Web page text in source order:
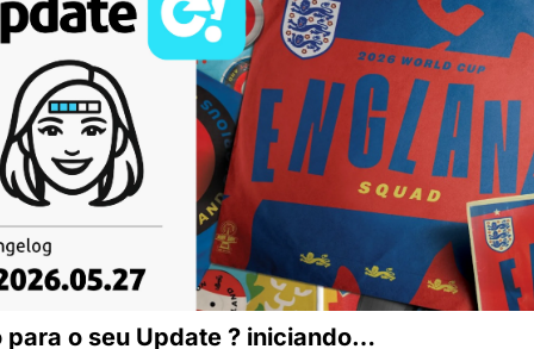
para o seu Update ? iniciando…